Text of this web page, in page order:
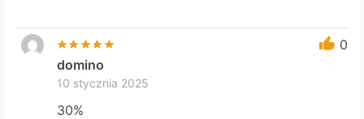
0
domino
10 stycznia 2025
30%